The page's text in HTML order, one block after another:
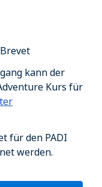
kann der
Kurs für
für den PADI
werden.